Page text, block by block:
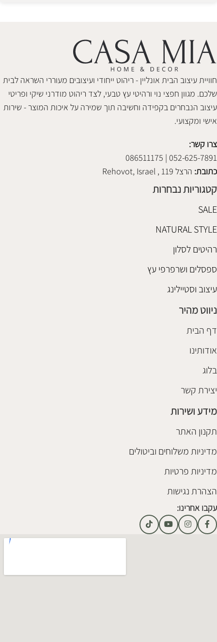
חוויית עיצוב הבית אונליין - ריהוט ייחודי ועיצובים מעוררי השראה לבית
שלכם. מגוון חפצי נוי ורהיטי עץ טבעי, לצד ריהוט מודרני שיקי ופריטי
עיצוב הנבחרים בקפידה וחשיבה תוך שמירה על איכות המוצר - שירות
אישי ומקצועי.
צרו קשר:
052-625-7891 | 086511175
כתובת: הרצל 119 , Rehovot, Israel
קטגוריות נבחרות
SALE
NATURAL STYLE
רהיטים לסלון
ספסלים ושרפרפי עץ
עיצוב וסטיילינג
ניווט מהיר
דף הבית
אודותינו
בלוג
יצירת קשר
מידע ושירות
תקנון האתר
מדיניות משלוחים וביטולים
מדיניות פרטיות
הצהרת נגישות
עקבו אחרינו: